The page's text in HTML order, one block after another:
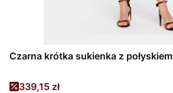
Czarna krótka sukienka z połyskiem
Cena promocyjna
339,15 zł